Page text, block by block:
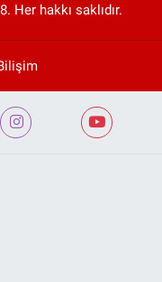
Her hakkı saklıdır.